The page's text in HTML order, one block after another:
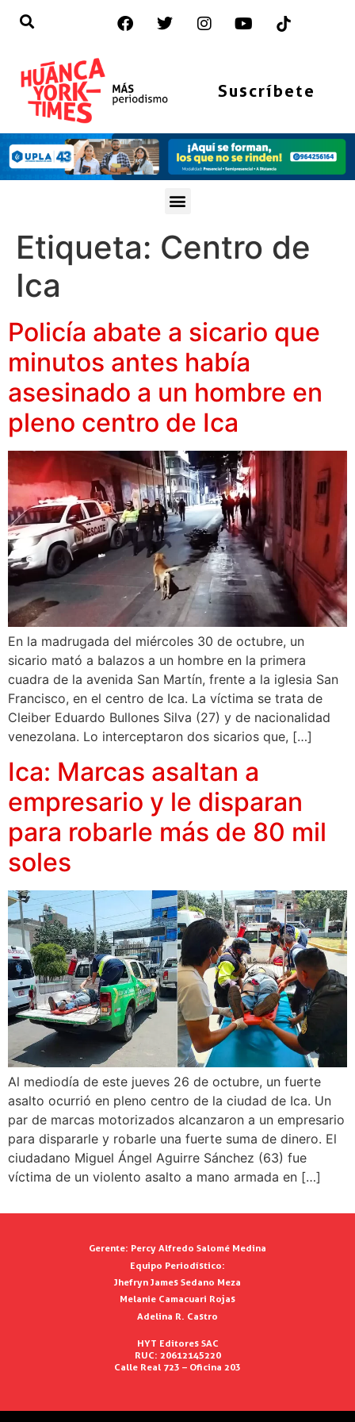
Suscríbete
Etiqueta: Centro de
Ica
Policía abate a sicario que
minutos antes había
asesinado a un hombre en
pleno centro de Ica
En la madrugada del miércoles 30 de octubre, un
sicario mató a balazos a un hombre en la primera
cuadra de la avenida San Martín, frente a la iglesia San
Francisco, en el centro de Ica. La víctima se trata de
Cleiber Eduardo Bullones Silva (27) y de nacionalidad
venezolana. Lo interceptaron dos sicarios que, […]
Ica: Marcas asaltan a
empresario y le disparan
para robarle más de 80 mil
soles
Al mediodía de este jueves 26 de octubre, un fuerte
asalto ocurrió en pleno centro de la ciudad de Ica. Un
par de marcas motorizados alcanzaron a un empresario
para dispararle y robarle una fuerte suma de dinero. El
ciudadano Miguel Ángel Aguirre Sánchez (63) fue
víctima de un violento asalto a mano armada en […]
Gerente: Percy Alfredo Salomé Medina
Equipo Periodístico:
Jhefryn James Sedano Meza
Melanie Camacuari Rojas
Adelina R. Castro
HYT Editores SAC
RUC: 20612145220
Calle Real 723 – Oficina 203